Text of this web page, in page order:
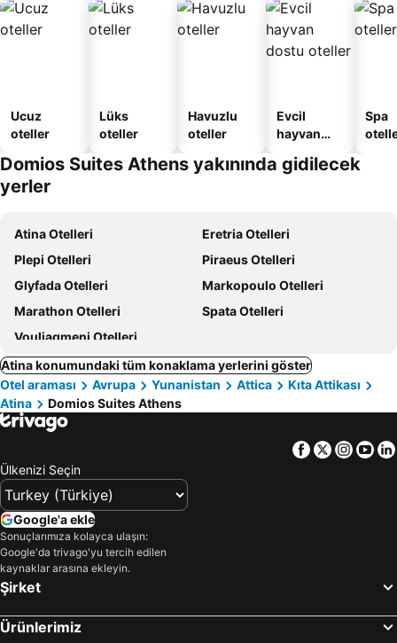
Daire
Ucuz
oteller
Lüks
oteller
Havuzlu
oteller
Evcil
hayvan
oteller
Spa
Domios Suites Athens yakınında gidilecek
yerler
Atina Otelleri
Eretria Otelleri
Plepi Otelleri
Piraeus Otelleri
Glyfada Otelleri
Markopoulo Otelleri
Marathon Otelleri
Spata Otelleri
Vouliagmeni Otelleri
Atina konumundaki tüm konaklama yerlerini göster
Otel araması
Avrupa Yunanistan Attica
Kıta Attikası
Atina
Domios Suites Athens
Facebook
Twitter
Ülkenizi Seçin
Google'a ekle
Sonuçlarımıza kolayca ulaşın:
Google'da trivago'yu tercih edilen
kaynaklar arasına ekleyin.
Şirket
Ürünlerimiz